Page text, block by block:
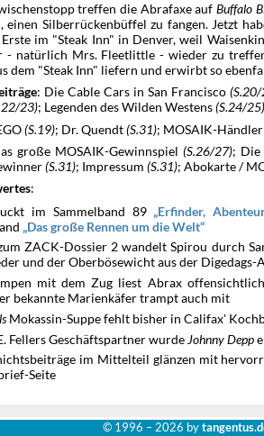
treffen die Abrafaxe aufBuffalo
einen Silberrückenbüffel zu fangen. Jetzt
im "Steak Inn" in Denver, weil
- natürlich Mrs. Fleetlittle - wieder zu
dem "Steak Inn" liefern und erwirbt so
: Die Cable Cars in San Francisco
23); Legenden des Wilden Westens(S.24/25)
(S.19); Dr. Quendt(S.31); MOSAIK-
große MOSAIK-Gewinnspiel(S.26/27); Die
(S.31); Impressum(S.31); Abokarte /
:
im Sammelband 89
Erfinder,
Das große Rennen um die Welt
ZACK-Dossier 2 wandelt Spirou durch
und der Oberbösewicht aus der Digedags-
mit dem Zug liest Abrax
bekannte Marienkäfer trampt auch mit
Mokassin-Suppe fehlt bisher in Califax'
Fellers Geschäftspartner wurde Johnny Depp
im Mittelteil glänzen mit
Seite
© 1996 –2026 by